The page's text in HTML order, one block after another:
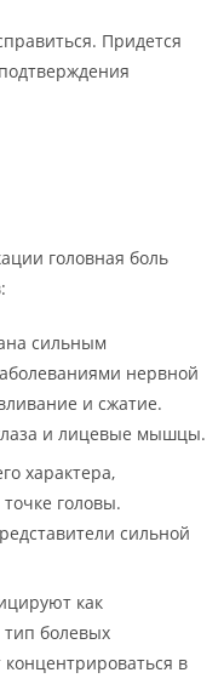
Придется
головная боль
сильным
нервной
и сжатие.
и лицевые мышцы.
характера,
головы.
сильной
как
болевых
в